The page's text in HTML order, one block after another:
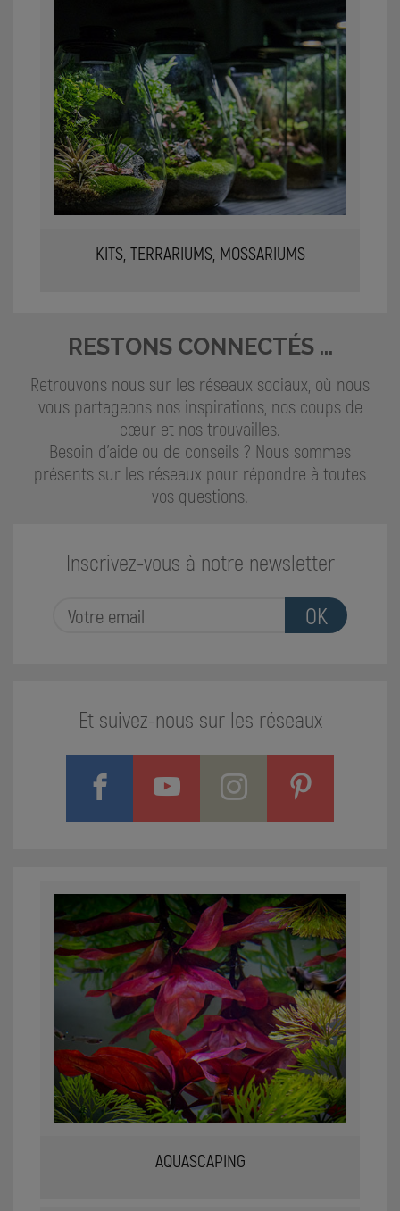
KITS, TERRARIUMS, MOSSARIUMS
RESTONS CONNECTÉS ...
Retrouvons nous sur les réseaux sociaux, où nous
vous partageons nos inspirations, nos coups de
cœur et nos trouvailles.
Besoin d'aide ou de conseils ? Nous sommes
présents sur les réseaux pour répondre à toutes
vos questions.
Inscrivez-vous à notre newsletter
OK
Et suivez-nous sur les réseaux
AQUASCAPING